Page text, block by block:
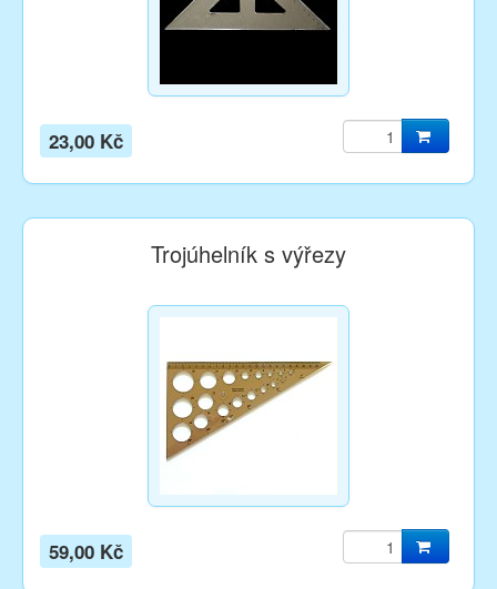
23,00 Kč
Trojúhelník s výřezy
59,00 Kč